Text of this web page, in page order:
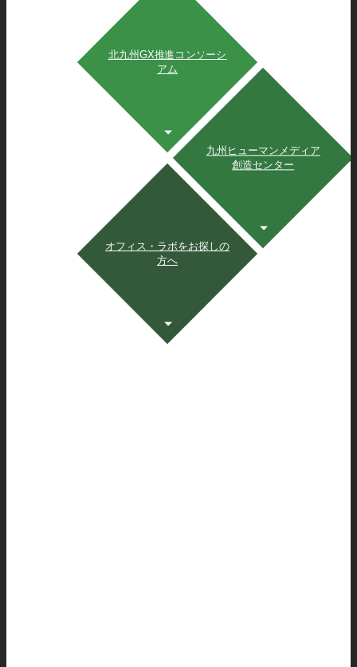
北九州GX推進コンソーシ
アム
九州ヒューマンメディア
創造センター
オフィス・ラボをお探しの
方へ